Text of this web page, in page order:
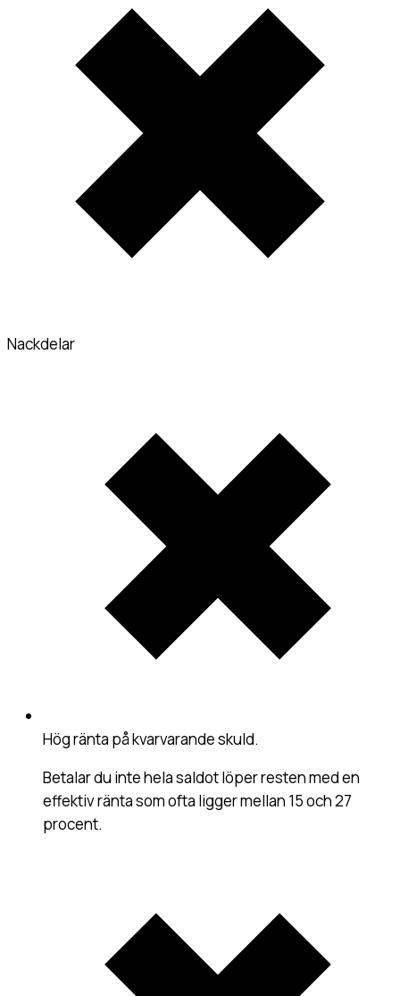
Nackdelar
Hög ränta på kvarvarande skuld.
Betalar du inte hela saldot löper resten med en
effektiv ränta som ofta ligger mellan 15 och 27
procent.